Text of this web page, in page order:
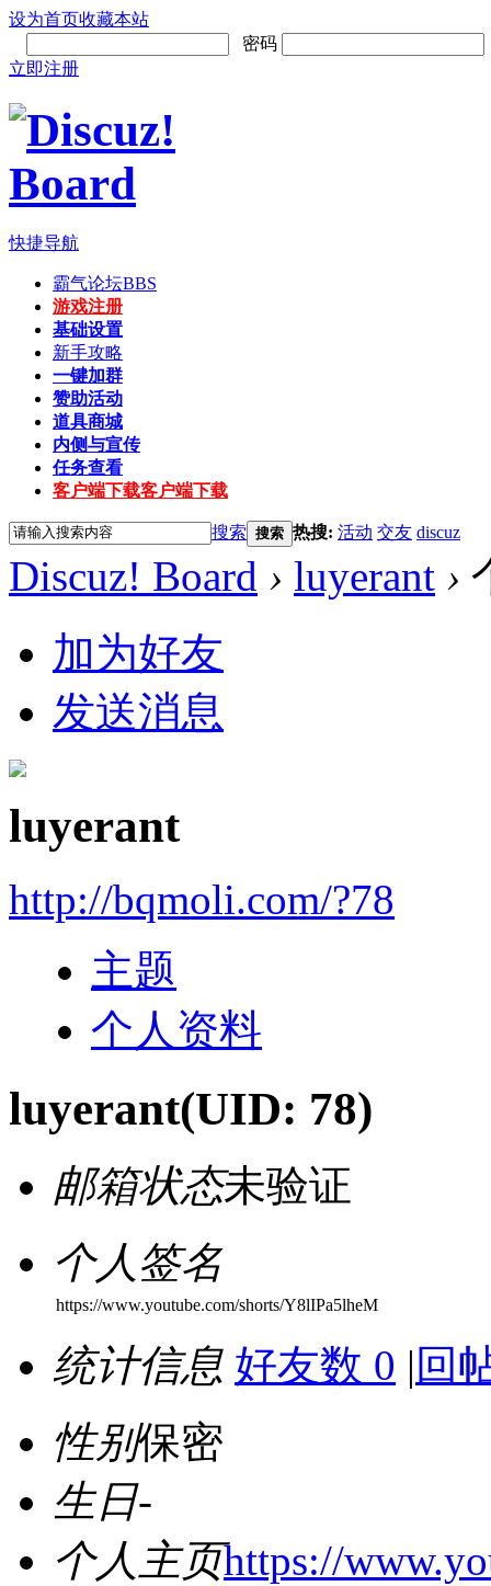
设为首页收藏本站
密码
立即注册
快捷导航
霸气论坛BBS
游戏注册
基础设置
新手攻略
一键加群
赞助活动
道具商城
内侧与宣传
任务查看
客户端下载客户端下载
搜索 搜索 热搜: 活动 交友 discuz
Discuz! Board › luyerant ›
加为好友
发送消息
luyerant
http://bqmoli.com/?78
主题
个人资料
luyerant(UID: 78)
邮箱状态未验证
个人签名
https://www.youtube.com/shorts/Y8lIPa5lheM
统计信息 好友数 0 | 回
性别保密
生日-
个人主页https://